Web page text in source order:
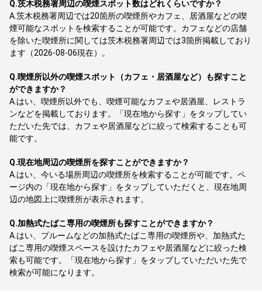
Q.茨木税務署周辺の喫煙スポット数はどれくらいですか？
A.茨木税務署周辺では20箇所の喫煙所やカフェ、居酒屋などの喫
煙可能なスポットを検索することが可能です。カフェなどの店舗
を除いた喫煙所に関しては茨木税務署周辺では3箇所掲載しており
ます（2026-08-06現在）。
Q.喫煙所以外の喫煙スポット（カフェ・居酒屋など）も探すこと
ができますか？
A. はい、喫煙所以外でも、喫煙可能なカフェや居酒屋、レストラ
ンなどを掲載しております。「現在地から探す」をタップしてい
ただいた先では、カフェや居酒屋などに絞って検索することも可
能です。
Q.現在地周辺の喫煙所を探すことができますか？
A. はい、今いる場所周辺の喫煙所を検索することが可能です。ペ
ージ内の「現在地から探す」をタップしていただくと、現在地周
辺の地図上に喫煙所が表示されます。
Q.加熱式たばこ専用の喫煙所も探すことができますか？
A. はい、プルームなどの加熱式たばこ専用の喫煙所や、加熱式た
ばこ専用の喫煙スペースを設けたカフェや居酒屋などに絞った検
索も可能です。「現在地から探す」をタップしていただいた先で
検索が可能になります。